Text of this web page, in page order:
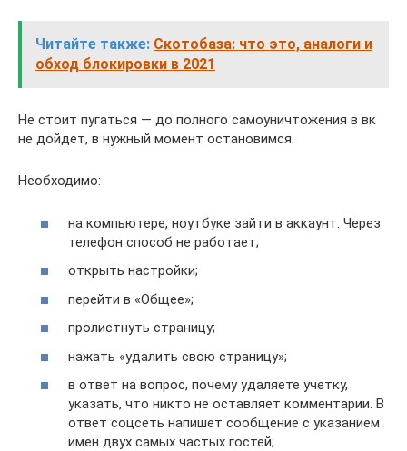
Читайте также: Скотобаза: что это, аналоги и
обход блокировки в 2021
Не стоит пугаться — до полного самоуничтожения в вк
не дойдет, в нужный момент остановимся.
Необходимо:
на компьютере, ноутбуке зайти в аккаунт. Через
телефон способ не работает;
открыть настройки;
перейти в «Общее»;
пролистнуть страницу;
нажать «удалить свою страницу»;
в ответ на вопрос, почему удаляете учетку,
указать, что никто не оставляет комментарии. В
ответ соцсеть напишет сообщение с указанием
имен двух самых частых гостей;